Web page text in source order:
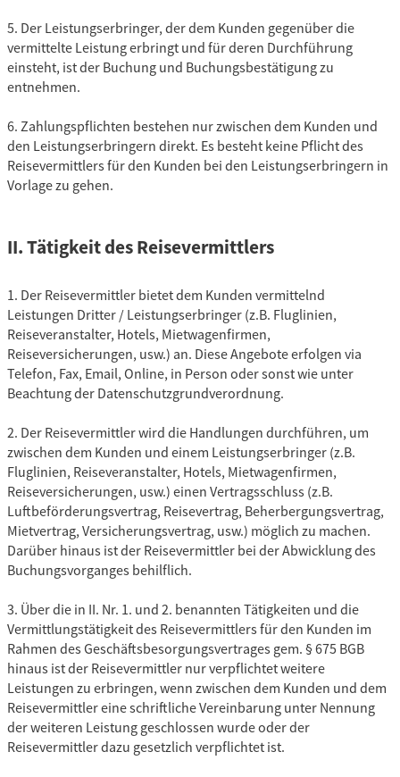
5. Der Leistungserbringer, der dem Kunden gegenüber die
vermittelte Leistung erbringt und für deren Durchführung
einsteht, ist der Buchung und Buchungsbestätigung zu
entnehmen.
6. Zahlungspflichten bestehen nur zwischen dem Kunden und
den Leistungserbringern direkt. Es besteht keine Pflicht des
Reisevermittlers für den Kunden bei den Leistungserbringern in
Vorlage zu gehen.
II. Tätigkeit des Reisevermittlers
1. Der Reisevermittler bietet dem Kunden vermittelnd
Leistungen Dritter / Leistungserbringer (z.B. Fluglinien,
Reiseveranstalter, Hotels, Mietwagenfirmen,
Reiseversicherungen, usw.) an. Diese Angebote erfolgen via
Telefon, Fax, Email, Online, in Person oder sonst wie unter
Beachtung der Datenschutzgrundverordnung.
2. Der Reisevermittler wird die Handlungen durchführen, um
zwischen dem Kunden und einem Leistungserbringer (z.B.
Fluglinien, Reiseveranstalter, Hotels, Mietwagenfirmen,
Reiseversicherungen, usw.) einen Vertragsschluss (z.B.
Luftbeförderungsvertrag, Reisevertrag, Beherbergungsvertrag,
Mietvertrag, Versicherungsvertrag, usw.) möglich zu machen.
Darüber hinaus ist der Reisevermittler bei der Abwicklung des
Buchungsvorganges behilflich.
3. Über die in II. Nr. 1. und 2. benannten Tätigkeiten und die
Vermittlungstätigkeit des Reisevermittlers für den Kunden im
Rahmen des Geschäftsbesorgungsvertrages gem. § 675 BGB
hinaus ist der Reisevermittler nur verpflichtet weitere
Leistungen zu erbringen, wenn zwischen dem Kunden und dem
Reisevermittler eine schriftliche Vereinbarung unter Nennung
der weiteren Leistung geschlossen wurde oder der
Reisevermittler dazu gesetzlich verpflichtet ist.